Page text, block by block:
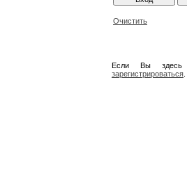
Очистить
Если Вы
зарегистрироваться